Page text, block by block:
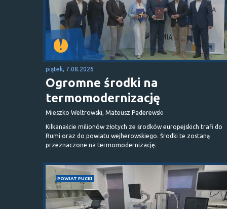
piątek, 7.08.2026
Ogromne środki na
termomodernizację
Mieszko Weltrowski, Mateusz Paderewski
Kilkanaście milionów złotych ze środków europejskich trafi do
Rumi oraz do powiatu wejherowskiego. Środki te zostaną
przeznaczone na termomodernizację.
POWIAT PUCKI